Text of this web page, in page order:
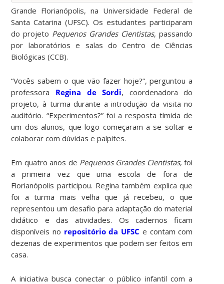
Grande Florianópolis, na Universidade Federal de
Santa Catarina (UFSC). Os estudantes participaram
do projeto Pequenos Grandes Cientistas, passando
por laboratórios e salas do Centro de Ciências
Biológicas (CCB).
“Vocês sabem o que vão fazer hoje?”, perguntou a
professora Regina de Sordi, coordenadora do
projeto, à turma durante a introdução da visita no
auditório. “Experimentos?” foi a resposta tímida de
um dos alunos, que logo começaram a se soltar e
colaborar com dúvidas e palpites.
Em quatro anos de Pequenos Grandes Cientistas, foi
a primeira vez que uma escola de fora de
Florianópolis participou. Regina também explica que
foi a turma mais velha que já recebeu, o que
representou um desafio para adaptação do material
didático e das atividades. Os cadernos ficam
disponíveis no repositório da UFSC e contam com
dezenas de experimentos que podem ser feitos em
casa.
A iniciativa busca conectar o público infantil com a